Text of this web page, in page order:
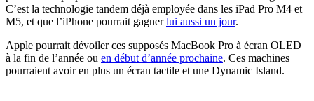
C’est la technologie tandem déjà employée dans les iPad Pro M4 et
M5, et que l’iPhone pourrait gagnerlui aussi un jour.
Apple pourrait dévoiler ces supposés MacBook Pro à écran OLED
à la fin de l’année ou en début d’année prochaine. Ces machines
pourraient avoir en plus un écran tactile et une Dynamic Island.